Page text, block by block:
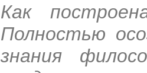
Как
Полностью
знания